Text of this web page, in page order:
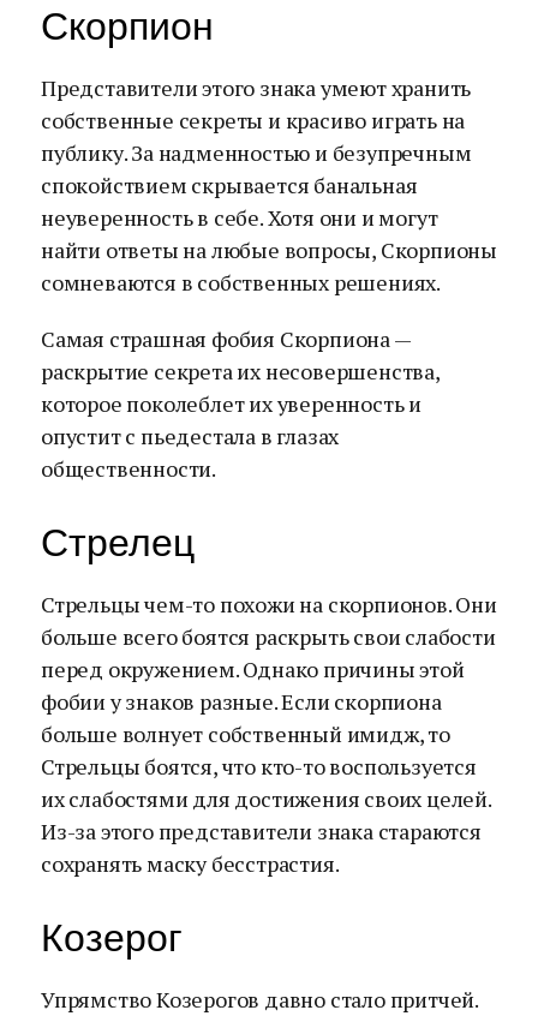
Скорпион
Представители этого знака умеют хранить
собственные секреты и красиво играть на
публику. За надменностью и безупречным
спокойствием скрывается банальная
неуверенность в себе. Хотя они и могут
найти ответы на любые вопросы, Скорпионы
сомневаются в собственных решениях.
Самая страшная фобия Скорпиона —
раскрытие секрета их несовершенства,
которое поколеблет их уверенность и
опустит с пьедестала в глазах
общественности.
Стрелец
Стрельцы чем-то похожи на скорпионов. Они
больше всего боятся раскрыть свои слабости
перед окружением. Однако причины этой
фобии у знаков разные. Если скорпиона
больше волнует собственный имидж, то
Стрельцы боятся, что кто-то воспользуется
их слабостями для достижения своих целей.
Из-за этого представители знака стараются
сохранять маску бесстрастия.
Козерог
Упрямство Козерогов давно стало притчей.